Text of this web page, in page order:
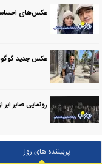
عکس‌های
عکس جدید
رونمایی صابر
پربیننده های روز